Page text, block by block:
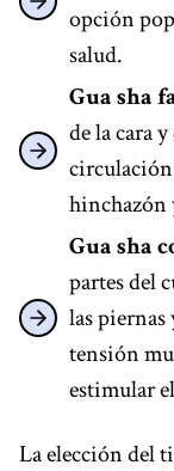
opción
salud.
Gua sha
de la cara
hinchazón
Gua sha
partes del
las
tensión
estimular
La elección del